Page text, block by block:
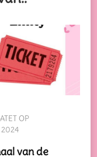
OP
van de